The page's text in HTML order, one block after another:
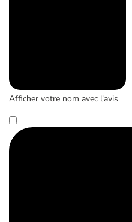
Afficher votre nom avec l'avis